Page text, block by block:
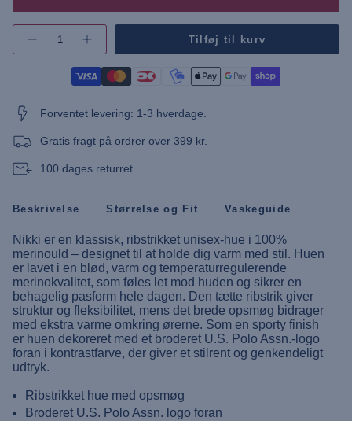
{"in_cart_html"=>"",
"decrease"=>"",
"multiples_of"=>"",
"minimum_of"=>"",
"maximum_of"=>""}
antallet
knap
-
Wool
Tilføj til kurv
Forventet levering: 1-3 hverdage.
Gratis fragt på ordrer over 399 kr.
100 dages returret.
Beskrivelse Størrelse og Fit Vaskeguide
Nikki er en klassisk, ribstrikket unisex-hue i 100%
merinould – designet til at holde dig varm med stil. Huen
er lavet i en blød, varm og temperaturregulerende
merinokvalitet, som føles let mod huden og sikrer en
behagelig pasform hele dagen. Den tætte ribstrik giver
struktur og fleksibilitet, mens det brede opsmøg bidrager
med ekstra varme omkring ørerne. Som en sporty finish
er huen dekoreret med et broderet U.S. Polo Assn.-logo
foran i kontrastfarve, der giver et stilrent og genkendeligt
udtryk.
Ribstrikket hue med opsmøg
Broderet U.S. Polo Assn. logo foran